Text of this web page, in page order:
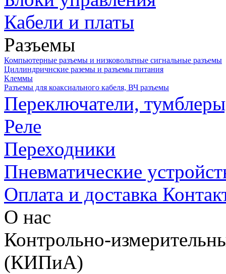
Кабели и платы
Разъемы
Компьютерные разъемы и низковольтные сигнальные разъемы
Циллиндричнские раземы и разъемы питания
Клеммы
Разъемы для коаксиального кабеля, ВЧ разъемы
Переключатели,
Реле
Переходники
Пневматические
Оплата и доставка
О нас
Контрольно-
(КИПиА)